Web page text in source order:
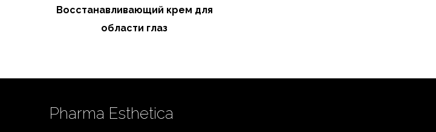
Восстанавливающий крем для
области глаз
Pharma Esthetica